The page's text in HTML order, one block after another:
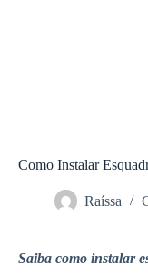
Como Instalar
Raíssa
Saiba como instalar